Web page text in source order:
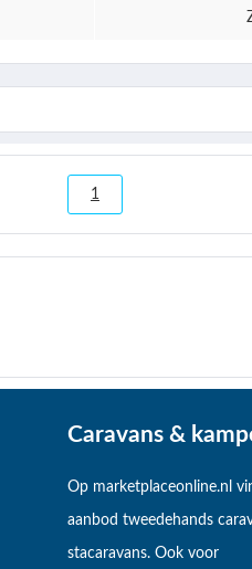
1
Caravans &
Op marketplaceonline.nl
aanbod tweedehands
stacaravans. Ook voor